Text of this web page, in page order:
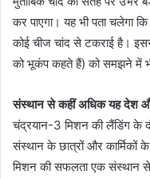
कर पाएगा। यह भी पता चलेगा
कोई चीज चांद से टकराई है।
को भूकंप कहते हैं) को समझने में
संस्थान से कहीं अधिक यह देश
चंद्रयान-3 मिशन की लैंडिंग के
संस्थान के छात्रों और कार्मिकों
मिशन की सफलता एक संस्थान